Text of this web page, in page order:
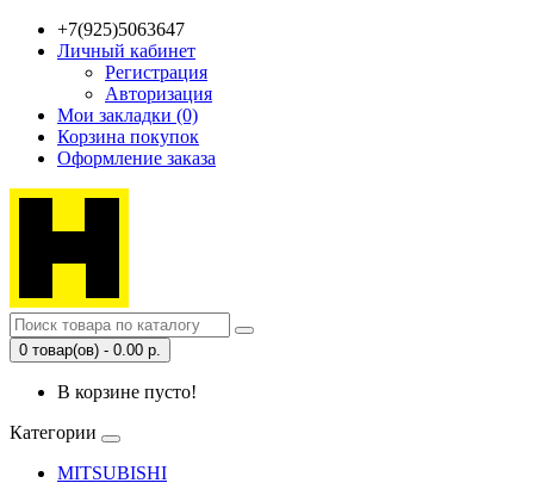
+7(925)5063647
Личный кабинет
Регистрация
Авторизация
Мои закладки (0)
Корзина покупок
Оформление заказа
0 товар(ов) - 0.00 р.
В корзине пусто!
Категории
MITSUBISHI